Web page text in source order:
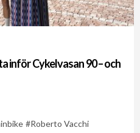
inför Cykelvasan 90 – och
Roberto Vacchi